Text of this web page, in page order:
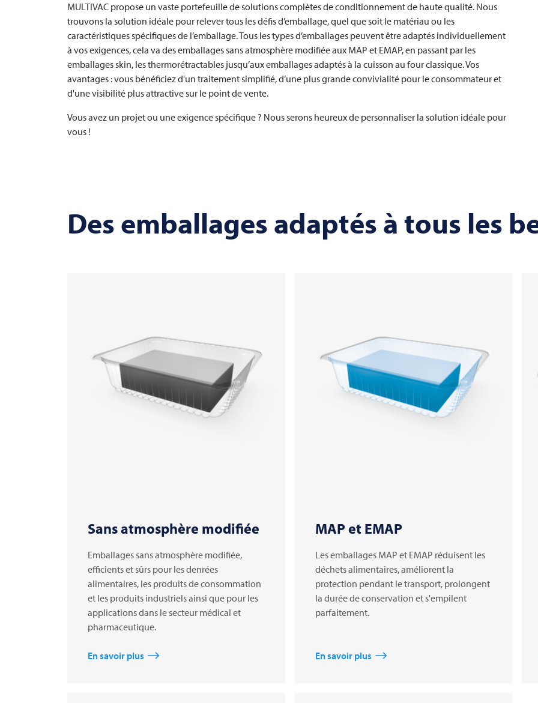
MULTIVAC propose un vaste portefeuille de solutions complètes de conditionnement de haute qualité. Nous
trouvons la solution idéale pour relever tous les défis d’emballage, quel que soit le matériau ou les
caractéristiques spécifiques de l’emballage. Tous les types d’emballages peuvent être adaptés individuellement
à vos exigences, cela va des emballages sans atmosphère modifiée aux MAP et EMAP, en passant par les
emballages skin, les thermorétractables jusqu’aux emballages adaptés à la cuisson au four classique. Vos
avantages : vous bénéficiez d'un traitement simplifié, d’une plus grande convivialité pour le consommateur et
d'une visibilité plus attractive sur le point de vente.
Vous avez un projet ou une exigence spécifique ? Nous serons heureux de personnaliser la solution idéale pour
vous !
Des emballages adaptés à tous les
Sans atmosphère modifiée
Emballages sans atmosphère modifiée,
efficients et sûrs pour les denrées
alimentaires, les produits de consommation
et les produits industriels ainsi que pour les
applications dans le secteur médical et
pharmaceutique.
En savoir plus
MAP et EMAP
Les emballages MAP et EMAP réduisent les
déchets alimentaires, améliorent la
protection pendant le transport, prolongent
la durée de conservation et s'empilent
parfaitement.
En savoir plus